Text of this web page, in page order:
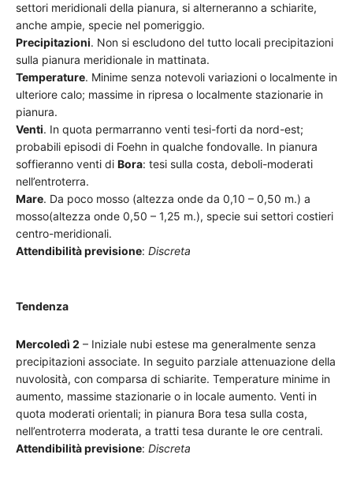
settori meridionali della pianura, si alterneranno a schiarite,
anche ampie, specie nel pomeriggio.
Precipitazioni. Non si escludono del tutto locali precipitazioni
sulla pianura meridionale in mattinata.
Temperature. Minime senza notevoli variazioni o localmente in
ulteriore calo; massime in ripresa o localmente stazionarie in
pianura.
Venti. In quota permarranno venti tesi-forti da nord-est;
probabili episodi di Foehn in qualche fondovalle. In pianura
soffieranno venti di Bora: tesi sulla costa, deboli-moderati
nell’entroterra.
Mare. Da poco mosso (altezza onde da 0,10 – 0,50 m.) a
mosso(altezza onde 0,50 – 1,25 m.), specie sui settori costieri
centro-meridionali.
Attendibilità previsione: Discreta
Tendenza
Mercoledì 2 – Iniziale nubi estese ma generalmente senza
precipitazioni associate. In seguito parziale attenuazione della
nuvolosità, con comparsa di schiarite. Temperature minime in
aumento, massime stazionarie o in locale aumento. Venti in
quota moderati orientali; in pianura Bora tesa sulla costa,
nell’entroterra moderata, a tratti tesa durante le ore centrali.
Attendibilità previsione: Discreta